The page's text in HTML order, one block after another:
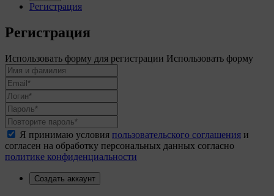
Регистрация
Регистрация
Использовать форму для регистрации Использовать форму
Я принимаю условия пользовательского соглашения и
согласен на обработку персональных данных согласно
политике конфиденциальности
Создать аккаунт